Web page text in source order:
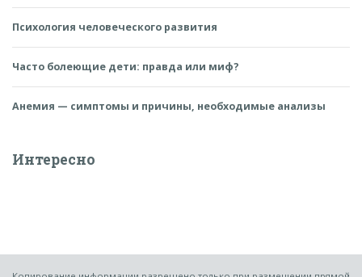
Психология человеческого развития
Часто болеющие дети: правда или миф?
Анемия — симптомы и причины, необходимые анализы
Интересно